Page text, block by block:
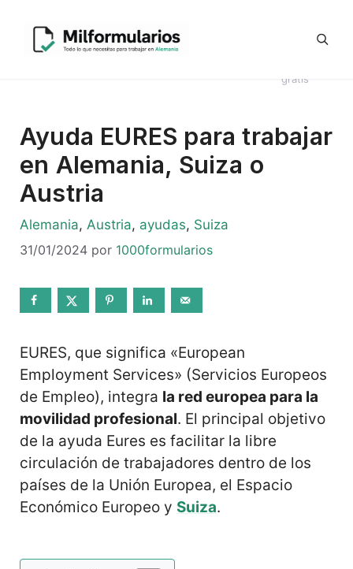
contenido Telegram
#8044
(sin
Revisión
CV en
Kündigung
gratis
Ayuda EURES para trabajar
en Alemania, Suiza o
Austria
Categorías
Alemania, Austria, ayudas, Suiza
31/01/2024 por 1000formularios
EURES, que significa «European
Employment Services» (Servicios Europeos
de Empleo), integra la red europea para la
movilidad profesional. El principal objetivo
de la ayuda Eures es facilitar la libre
circulación de trabajadores dentro de los
países de la Unión Europea, el Espacio
Económico Europeo y Suiza.